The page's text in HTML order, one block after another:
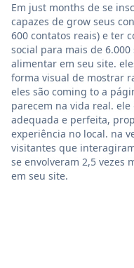
Em just months de se
capazes de grow seus
600 contatos reais) e ter
social para mais de
alimentar em seu site.
forma visual de mostrar
eles são coming to a
parecem na vida real.
adequada e perfeita,
experiência no local. na
visitantes que
se envolveram 2,5 vezes
em seu site.